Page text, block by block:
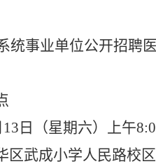
统事业单位公开招聘
日（星期六）上午
区武成小学人民路校